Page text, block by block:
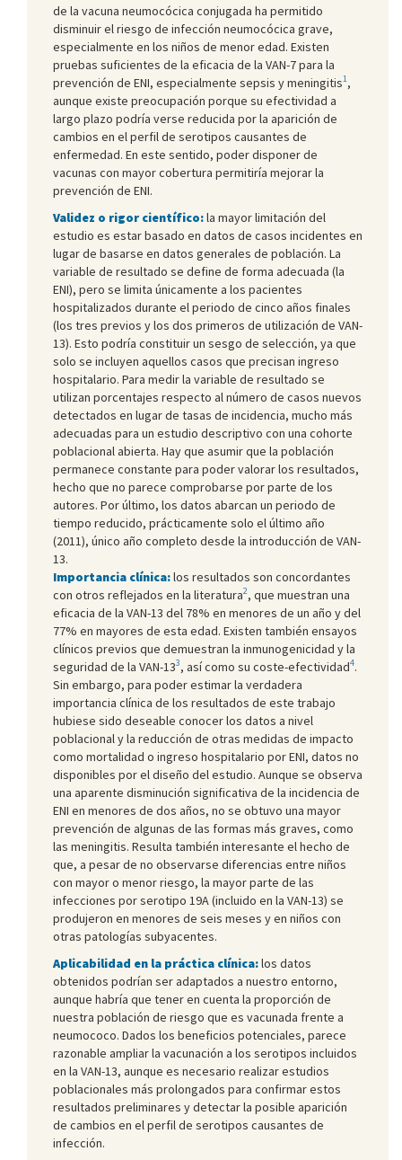
de la vacuna neumocócica conjugada ha permitido
disminuir el riesgo de infección neumocócica grave,
especialmente en los niños de menor edad. Existen
pruebas suficientes de la eficacia de la VAN-7 para la
prevención de ENI, especialmente sepsis y meningitis1,
aunque existe preocupación porque su efectividad a
largo plazo podría verse reducida por la aparición de
cambios en el perfil de serotipos causantes de
enfermedad. En este sentido, poder disponer de
vacunas con mayor cobertura permitiría mejorar la
prevención de ENI.
Validez o rigor científico:la mayor limitación del
estudio es estar basado en datos de casos incidentes en
lugar de basarse en datos generales de población. La
variable de resultado se define de forma adecuada (la
ENI), pero se limita únicamente a los pacientes
hospitalizados durante el periodo de cinco años finales
(los tres previos y los dos primeros de utilización de VAN-
13). Esto podría constituir un sesgo de selección, ya que
solo se incluyen aquellos casos que precisan ingreso
hospitalario. Para medir la variable de resultado se
utilizan porcentajes respecto al número de casos nuevos
detectados en lugar de tasas de incidencia, mucho más
adecuadas para un estudio descriptivo con una cohorte
poblacional abierta. Hay que asumir que la población
permanece constante para poder valorar los resultados,
hecho que no parece comprobarse por parte de los
autores. Por último, los datos abarcan un periodo de
tiempo reducido, prácticamente solo el último año
(2011), único año completo desde la introducción de VAN-
13.
Importancia clínica:los resultados son concordantes
con otros reflejados en la literatura2, que muestran una
eficacia de la VAN-13 del 78% en menores de un año y del
77% en mayores de esta edad. Existen también ensayos
clínicos previos que demuestran la inmunogenicidad y la
seguridad de la VAN-133, así como su coste-efectividad4.
Sin embargo, para poder estimar la verdadera
importancia clínica de los resultados de este trabajo
hubiese sido deseable conocer los datos a nivel
poblacional y la reducción de otras medidas de impacto
como mortalidad o ingreso hospitalario por ENI, datos no
disponibles por el diseño del estudio. Aunque se observa
una aparente disminución significativa de la incidencia de
ENI en menores de dos años, no se obtuvo una mayor
prevención de algunas de las formas más graves, como
las meningitis. Resulta también interesante el hecho de
que, a pesar de no observarse diferencias entre niños
con mayor o menor riesgo, la mayor parte de las
infecciones por serotipo 19A (incluido en la VAN-13) se
produjeron en menores de seis meses y en niños con
otras patologías subyacentes.
Aplicabilidad en la práctica clínica:los datos
obtenidos podrían ser adaptados a nuestro entorno,
aunque habría que tener en cuenta la proporción de
nuestra población de riesgo que es vacunada frente a
neumococo. Dados los beneficios potenciales, parece
razonable ampliar la vacunación a los serotipos incluidos
en la VAN-13, aunque es necesario realizar estudios
poblacionales más prolongados para confirmar estos
resultados preliminares y detectar la posible aparición
de cambios en el perfil de serotipos causantes de
infección.